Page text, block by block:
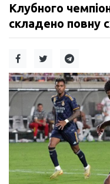
Клубного
складено повну